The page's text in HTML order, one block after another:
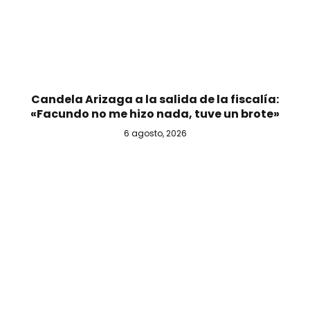
Candela Arizaga a la salida de la fiscalía:
«Facundo no me hizo nada, tuve un brote»
6 agosto, 2026